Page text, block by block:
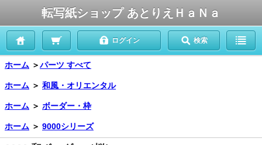
転写紙ショップ あとりえＨａＮａ
ログイン 検索
ホーム ＞パーツ すべて
ホーム ＞ 和風・オリエンタル
ホーム ＞ ボーダー・枠
ホーム ＞ 9000シリーズ